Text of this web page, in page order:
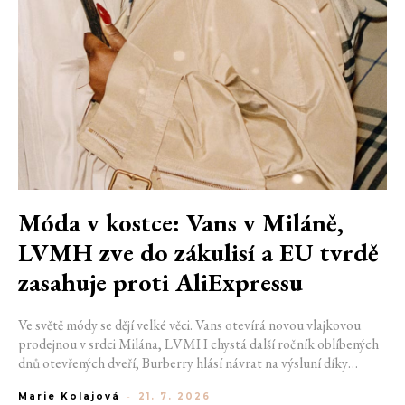
Móda v kostce: Vans v Miláně,
LVMH zve do zákulisí a EU tvrdě
zasahuje proti AliExpressu
Ve světě módy se dějí velké věci. Vans otevírá novou vlajkovou
prodejnou v srdci Milána, LVMH chystá další ročník oblíbených
dnů otevřených dveří, Burberry hlásí návrat na výsluní díky
AliExpress.
Marie Kolajová - 21. 7. 2026